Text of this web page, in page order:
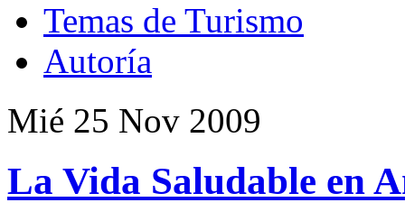
Temas de Turismo
Autoría
Mié 25 Nov 2009
La Vida Saludable en